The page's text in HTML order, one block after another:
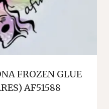
FROZEN GLUE
AF51588